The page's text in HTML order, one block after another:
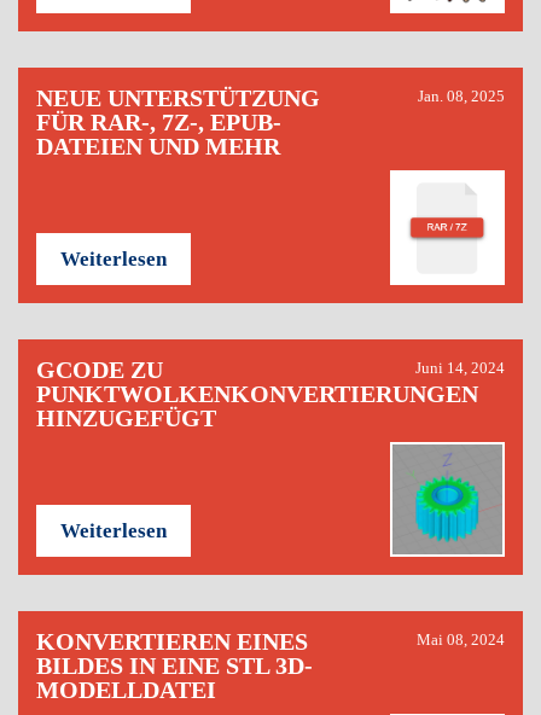
NEUE UNTERSTÜTZUNG
FÜR RAR-, 7Z-, EPUB-
DATEIEN UND MEHR
Jan. 08, 2025
Weiterlesen
GCODE ZU
PUNKTWOLKENKONVERTIERUNGEN
HINZUGEFÜGT
Juni 14, 2024
Weiterlesen
KONVERTIEREN EINES
BILDES IN EINE STL 3D-
MODELLDATEI
Mai 08, 2024